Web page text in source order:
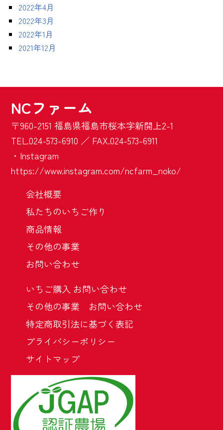
2022年4月
2022年3月
2022年1月
2021年12月
NCファーム
〒960-2151 福島県福島市桜本字新開上2-1
TEL.024-573-6910 ／ FAX.024-573-6911
・Instagram
https://www.instagram.com/ncfarm_noko/
会社概要
私たちのいちご作り
商品情報
その他の事業
お問い合わせ
いちご購入 お問い合わせ
その他の事業 お問い合わせ
特定商取引法に基づく表記
プライバシーポリシー
サイトマップ